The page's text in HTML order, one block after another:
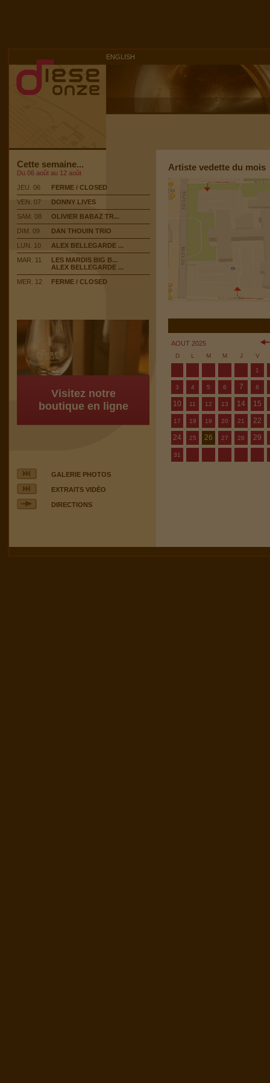
ENGLISH
Cette semaine...
Du 06 août au 12 août
JEU. 06
FERME / CLOSED
VEN. 07
DONNY LIVES
SAM. 08
OLIVIER BABAZ TR...
DIM. 09
DAN THOUIN TRIO
LUN. 10
ALEX BELLEGARDE ...
MAR. 11
LES MARDIS BIG B...
ALEX BELLEGARDE ...
MER. 12
FERME / CLOSED
Visitez notre
boutique en ligne
GALERIE PHOTOS
EXTRAITS VIDÉO
DIRECTIONS
Artiste vedette du mois
AOUT 2025
D L M M J V
1
3 4 5 6 7 8
10 11 12 13 14 15
17 18 19 20 21 22
24
25 26 27 28 29
31